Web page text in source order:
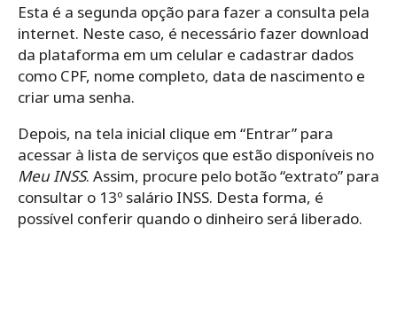
Esta é a segunda opção para fazer a consulta pela
internet. Neste caso, é necessário fazer download
da plataforma em um celular e cadastrar dados
como CPF, nome completo, data de nascimento e
criar uma senha.
Depois, na tela inicial clique em “Entrar” para
acessar à lista de serviços que estão disponíveis no
Meu INSS. Assim, procure pelo botão “extrato” para
consultar o 13º salário INSS. Desta forma, é
possível conferir quando o dinheiro será liberado.